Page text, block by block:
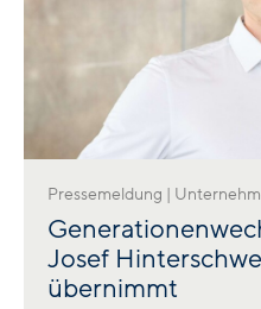
Pressemeldung |
Josef
übernimmt